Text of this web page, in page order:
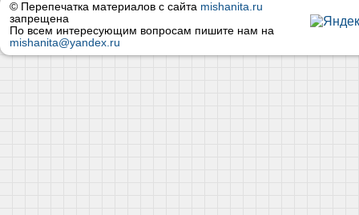
© Перепечатка материалов с сайта mishanita.ru
запрещена
По всем интересующим вопросам пишите нам на
mishanita@yandex.ru